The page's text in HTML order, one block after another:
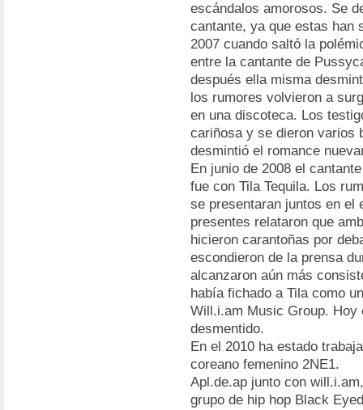
escándalos amorosos. Se
cantante, ya que estas han
2007 cuando saltó la
entre la cantante de
después ella misma
los rumores volvieron a
en una discoteca. Los
cariñosa y se dieron varios
desmintió el romance
En junio de 2008 el
fue con Tila Tequila. Los
se presentaran juntos en el
presentes relataron que
hicieron carantoñas por
escondieron de la prensa
alcanzaron aún más
había fichado a Tila como
Will.i.am Music Group. Hoy
desmentido.
En el 2010 ha estado
coreano femenino 2NE1.
Apl.de.ap junto con
grupo de hip hop Black